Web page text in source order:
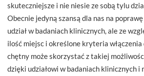
skuteczniejsze i nie niesie ze sobą tylu
Obecnie jedyną szansą dla nas na
udział w badaniach klinicznych, ale ze
ilość miejsc i określone kryteria włączenia
chętny może skorzystać z takiej
dzięki udziałowi w badaniach klinicznych i